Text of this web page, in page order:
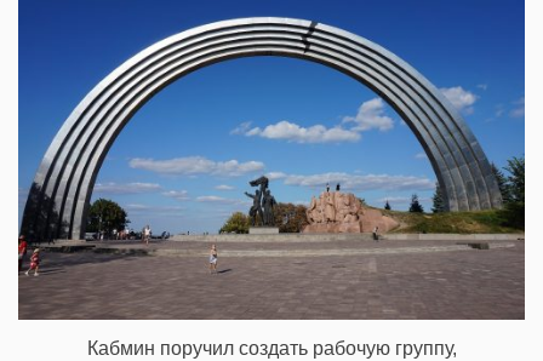
Кабмин поручил создать рабочую группу,